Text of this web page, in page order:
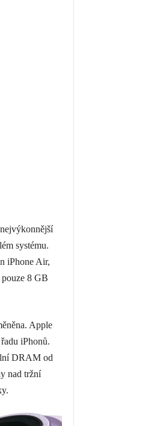
systému.
iPhone Air,
8 GB
Apple
iPhonů.
DRAM od
nad tržní